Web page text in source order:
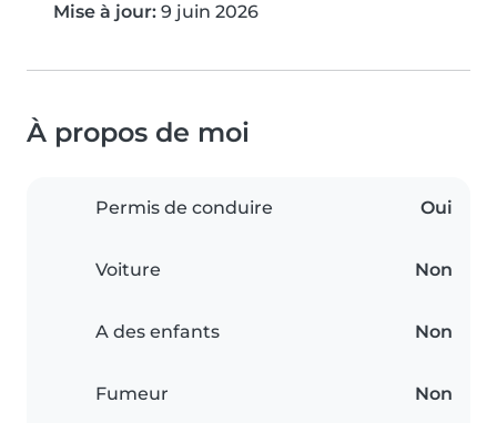
Mise à jour: 9 juin 2026
À propos de moi
Permis de conduire Oui
Voiture Non
A des enfants Non
Fumeur Non